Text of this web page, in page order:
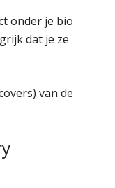
onder je bio
dat je ze
van de